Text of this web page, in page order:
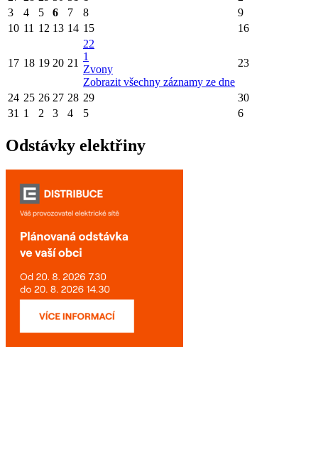
3
4 5 6 7 8
9
10 11 12 13 14 15 16
17 18 19 20 21
22
1
Zvony
Zobrazit všechny záznamy ze dne
23
24 25 26 27 28 29
30
31 1 2 3 4 5 6
Odstávky elektřiny